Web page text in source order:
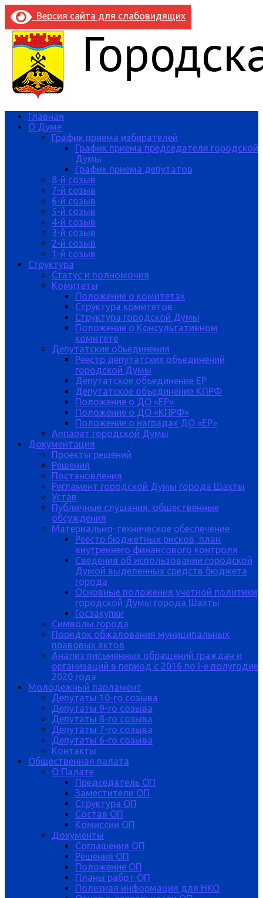
Версия сайта для слабовидящих
Главная
О Думе
График приема избирателей
График приема председателя городской
Думы
График приема депутатов
8-й созыв
7-й созыв
6-й созыв
5-й созыв
4-й созыв
3-й созыв
2-й созыв
1-й созыв
Структура
Статус и полномочия
Комитеты
Положение о комитетах
Структура комитетов
Структура городской Думы
Положение о Консультативном
комитете
Депутатские обьединения
Реестр депутатских объединений
городской Думы
Депутатское объединение ЕР
Депутатское объединение КПРФ
Положение о ДО «ЕР»
Положение о ДО «КПРФ»
Положение о наградах ДО «ЕР»
Аппарат городской Думы
Документация
Проекты решений
Решения
Постановления
Регламент городской Думы города Шахты
Устав
Публичные слушания, общественные
обсуждения
Материально-техническое обеспечение
Реестр бюджетных рисков, план
внутреннего финансового контроля
Сведения об использовании городской
Думой выделенных средств бюджета
города
Основные положения учетной политики
городской Думы города Шахты
Госзакупки
Символы города
Порядок обжалования муниципальных
правовых актов
Анализ письменных обращений граждан и
организаций в период с 2016 по I-е полугодие
2020 года
Молодежный парламент
Депутаты 10-го созыва
Депутаты 9-го созыва
Депутаты 8-го созыва
Депутаты 7-го созыва
Депутаты 6-го созыва
Контакты
Общественная палата
О Палате
Председатель ОП
Заместители ОП
Структура ОП
Состав ОП
Комиссии ОП
Документы
Соглашения ОП
Решения ОП
Положение ОП
Планы работ ОП
Полезная информация для НКО